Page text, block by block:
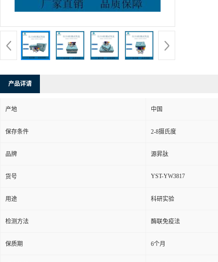
产品详请
产地 中国
保存条件 2-8摄氏度
品牌 源昇肽
货号 YST-YW3817
用途 科研实验
检测方法 酶联免疫法
保质期 6个月